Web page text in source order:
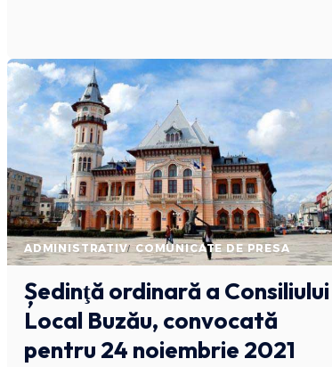
ADMINISTRATIV COMUNICATE DE PRESA
Ședinţă ordinară a Consiliului
Local Buzău, convocată
pentru 24 noiembrie 2021